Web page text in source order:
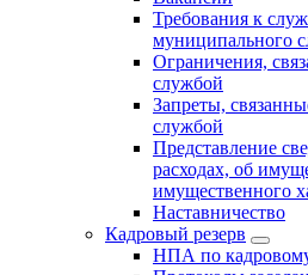
Требования к
муниципального
Ограничения,
службой
Запреты,
службой
Представление
расходах, об
имущественного
Наставничество
Кадровый резерв
НПА по кадровому